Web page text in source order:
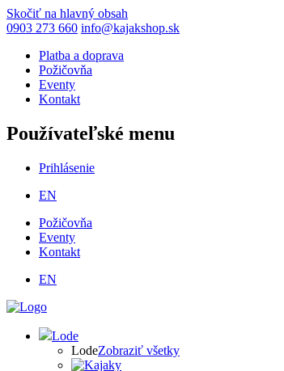
Skočiť na hlavný obsah
0903 273 660 info@kajakshop.sk
Platba a doprava
Požičovňa
Eventy
Kontakt
Používateľské menu
Prihlásenie
EN
Požičovňa
Eventy
Kontakt
EN
Lode
LodeZobraziť všetky